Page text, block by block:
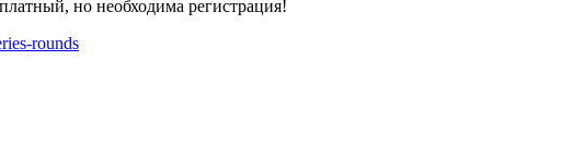
но необходима регистрация!
rounds